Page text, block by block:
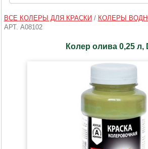
ВСЕ КОЛЕРЫ ДЛЯ КРАСКИ / КОЛЕРЫ
АРТ. A08102
Колер олива 0,25 л,